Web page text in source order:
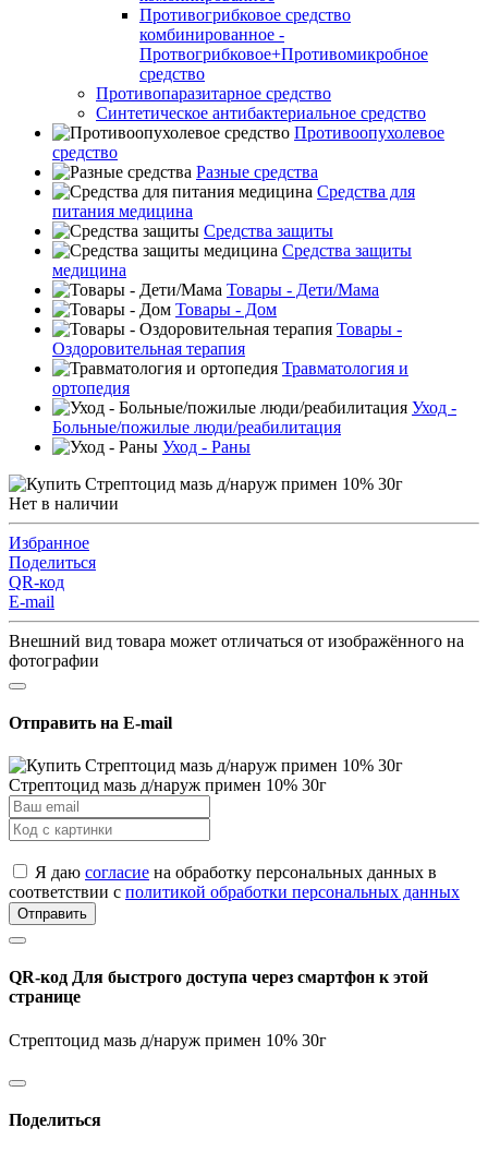
Противогрибковое средство
комбинированное -
Протвогрибковое+Противомикробное
средство
Противопаразитарное средство
Синтетическое антибактериальное средство
Противоопухолевое
средство
Разные средства
Средства для
питания медицина
Средства защиты
Средства защиты
медицина
Товары - Дети/Мама
Товары - Дом
Товары -
Оздоровительная терапия
Травматология и
ортопедия
Уход -
Больные/пожилые люди/реабилитация
Уход - Раны
Нет в наличии
Избранное
Поделиться
QR-код
E-mail
Внешний вид товара может отличаться от изображённого на
фотографии
Отправить на E-mail
Стрептоцид мазь д/наруж примен 10% 30г
Я даю согласие на обработку персональных данных в
соответствии с политикой обработки персональных данных
Отправить
QR-код Для быстрого доступа через смартфон к этой
странице
Стрептоцид мазь д/наруж примен 10% 30г
Поделиться